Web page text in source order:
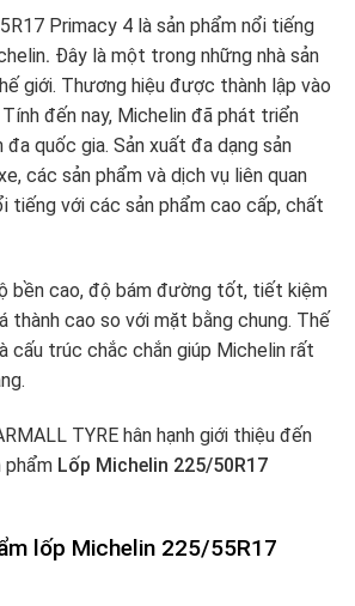
Primacy 4 là sản phẩm nổi tiếng
. Đây là một trong những nhà sản
giới. Thương hiệu được thành lập vào
đến nay, Michelin đã phát triển
quốc gia. Sản xuất đa dạng sản
các sản phẩm và dịch vụ liên quan
tiếng với các sản phẩm cao cấp, chất
bền cao, độ bám đường tốt, tiết kiệm
thành cao so với mặt bằng chung. Thế
cấu trúc chắc chắn giúp Michelin rất
TYRE hân hạnh giới thiệu đến
phẩm Lốp Michelin 225/50R17
lốp Michelin 225/55R17